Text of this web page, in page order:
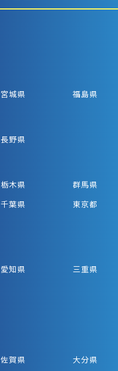
宮城県 福島県
長野県
栃木県
群馬県
千葉県
東京都
愛知県 三重県
佐賀県 大分県